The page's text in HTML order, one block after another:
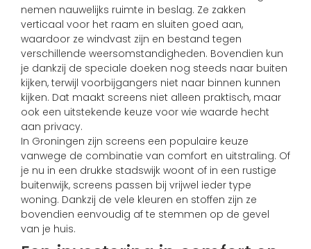
nemen nauwelijks ruimte in beslag. Ze zakken
verticaal voor het raam en sluiten goed aan,
waardoor ze windvast zijn en bestand tegen
verschillende weersomstandigheden. Bovendien kun
je dankzij de speciale doeken nog steeds naar buiten
kijken, terwijl voorbijgangers niet naar binnen kunnen
kijken. Dat maakt screens niet alleen praktisch, maar
ook een uitstekende keuze voor wie waarde hecht
aan privacy.
In Groningen zijn screens een populaire keuze
vanwege de combinatie van comfort en uitstraling. Of
je nu in een drukke stadswijk woont of in een rustige
buitenwijk, screens passen bij vrijwel ieder type
woning. Dankzij de vele kleuren en stoffen zijn ze
bovendien eenvoudig af te stemmen op de gevel
van je huis.